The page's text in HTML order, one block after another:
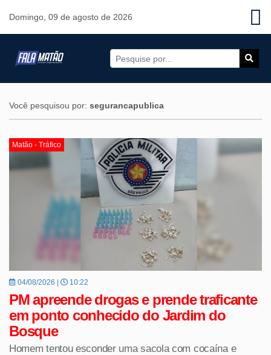
Domingo, 09 de agosto de 2026
Você pesquisou por: segurancapublica
Matão - Tráfico
04/08/2026 | 10:22
PM apreende drogas e prende traficante
em ponto conhecido do Jardim do
Bosque
Homem tentou esconder uma sacola com cocaína e